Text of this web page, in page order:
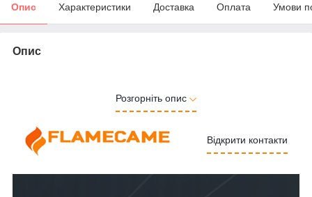
Опис Характеристики Доставка Оплата Умови
Опис
Розгорніть опис
Відкрити контакти